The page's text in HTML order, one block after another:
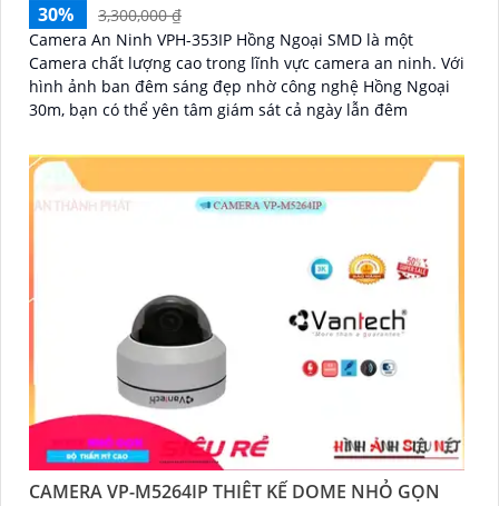
30%
3,300,000 ₫
Camera An Ninh VPH-353IP Hồng Ngoại SMD là một
Camera chất lượng cao trong lĩnh vực camera an ninh. Với
hình ảnh ban đêm sáng đẹp nhờ công nghệ Hồng Ngoại
30m, bạn có thể yên tâm giám sát cả ngày lẫn đêm
CAMERA VP-M5264IP THIÊT KẾ DOME NHỎ GỌN